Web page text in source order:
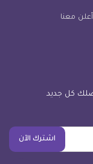
أعلن معنا
كل جديد
اشترك الآن